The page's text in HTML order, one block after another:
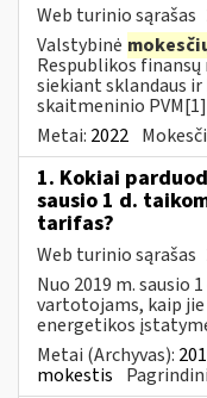
Web turinio sąrašas
Valstybinė
Respublikos
siekiant sklandaus
skaitmeninio
Metai: 2022
1. Kokiai
sausio 1 d.
tarifas?
Web turinio sąrašas
Nuo 2019 m. sausio
vartotojams, kaip
energetikos
Metai (Archyvas):
mokestis